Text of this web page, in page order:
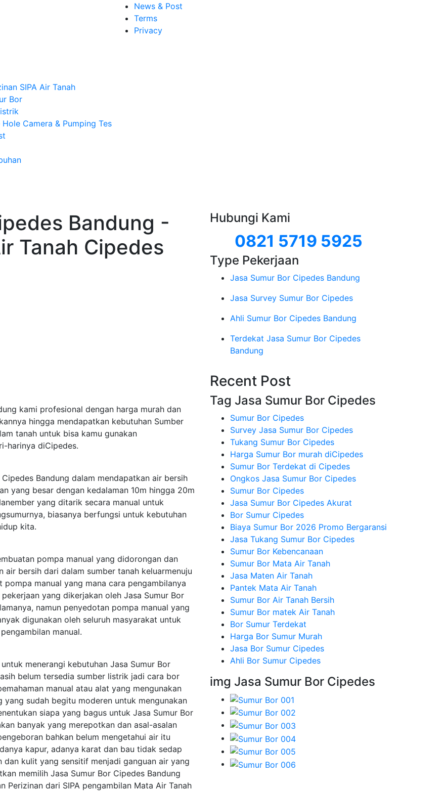
News & Post
Terms
Privacy
SIPA Air Tanah
Bor
Camera & Pumping Tes
Bandung -
Tanah Cipedes
kami profesional dengan harga murah dan
hingga mendapatkan kebutuhan Sumber
tanah untuk bisa kamu gunakan
harinya diCipedes.
Bandung dalam mendapatkan air bersih
yang besar dengan kedalaman 10m hingga 20m
yang ditarik secara manual untuk
biasanya berfungsi untuk kebutuhan
kita.
pompa manual yang didorongan dan
bersih dari dalam sumber tanah keluarmenuju
manual yang mana cara pengambilanya
yang dikerjakan oleh Jasa Sumur Bor
namun penyedotan pompa manual yang
digunakan oleh seluruh masyarakat untuk
manual.
menerangi kebutuhan Jasa Sumur Bor
belum tersedia sumber listrik jadi cara bor
manual atau alat yang mengunakan
yang sudah begitu moderen untuk mengunakan
siapa yang bagus untuk Jasa Sumur Bor
banyak yang merepotkan dan asal-asalan
bahkan belum mengetahui air itu
kapur, adanya karat dan bau tidak sedap
kulit yang sensitif menjadi ganguan air yang
memilih Jasa Sumur Bor Cipedes Bandung
Perizinan dari SIPA pengambilan Mata Air Tanah
Hubungi Kami
0821 5719 5925
Type Pekerjaan
Jasa Sumur Bor Cipedes Bandung
Jasa Survey Sumur Bor Cipedes
Ahli Sumur Bor Cipedes Bandung
Terdekat Jasa Sumur Bor Cipedes
Bandung
Recent Post
Tag Jasa Sumur Bor Cipedes
Sumur Bor Cipedes
Survey Jasa Sumur Bor Cipedes
Tukang Sumur Bor Cipedes
Harga Sumur Bor murah diCipedes
Sumur Bor Terdekat di Cipedes
Ongkos Jasa Sumur Bor Cipedes
Sumur Bor Cipedes
Jasa Sumur Bor Cipedes Akurat
Bor Sumur Cipedes
Biaya Sumur Bor 2026 Promo Bergaransi
Jasa Tukang Sumur Bor Cipedes
Sumur Bor Kebencanaan
Sumur Bor Mata Air Tanah
Jasa Maten Air Tanah
Pantek Mata Air Tanah
Sumur Bor Air Tanah Bersih
Sumur Bor matek Air Tanah
Bor Sumur Terdekat
Harga Bor Sumur Murah
Jasa Bor Sumur Cipedes
Ahli Bor Sumur Cipedes
img Jasa Sumur Bor Cipedes